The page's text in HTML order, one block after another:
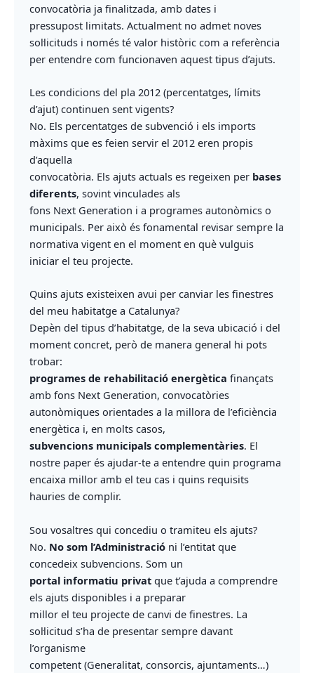
convocatòria ja finalitzada, amb dates i
pressupost limitats. Actualment no admet noves
sol·licituds i només té valor històric com a referència
per entendre com funcionaven aquest tipus d’ajuts.
Les condicions del pla 2012 (percentatges, límits
d’ajut) continuen sent vigents?
No. Els percentatges de subvenció i els imports
màxims que es feien servir el 2012 eren propis
d’aquella
convocatòria. Els ajuts actuals es regeixen per bases
diferents, sovint vinculades als
fons Next Generation i a programes autonòmics o
municipals. Per això és fonamental revisar sempre la
normativa vigent en el moment en què vulguis
iniciar el teu projecte.
Quins ajuts existeixen avui per canviar les finestres
del meu habitatge a Catalunya?
Depèn del tipus d’habitatge, de la seva ubicació i del
moment concret, però de manera general hi pots
trobar:
programes de rehabilitació energètica finançats
amb fons Next Generation, convocatòries
autonòmiques orientades a la millora de l’eficiència
energètica i, en molts casos,
subvencions municipals complementàries. El
nostre paper és ajudar-te a entendre quin programa
encaixa millor amb el teu cas i quins requisits
hauries de complir.
Sou vosaltres qui concediu o tramiteu els ajuts?
No. No som l’Administracióni l’entitat que
concedeix subvencions. Som un
portal informatiu privatque t’ajuda a comprendre
els ajuts disponibles i a preparar
millor el teu projecte de canvi de finestres. La
sol·licitud s’ha de presentar sempre davant
l’organisme
competent (Generalitat, consorcis, ajuntaments…)